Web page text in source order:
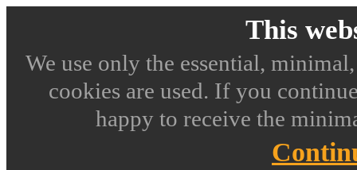
This
We use only the essential,
cookies are used. If you
happy to receive the